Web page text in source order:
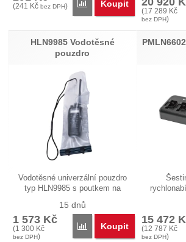
(241 Kč bez DPH) Přidat 'HAD9742 Anténa
Koupit
(17 289 Kč
bez DPH)
HLN9985 Vodotěsné
pouzdro
Vodotěsné univerzální pouzdro
typ HLN9985 s poutkem na
15 dnů
1 573 Kč
(1 300 Kč
bez DPH)
Přidat 'HLN9985
Koupit
15 472
(12 787 Kč
bez DPH)